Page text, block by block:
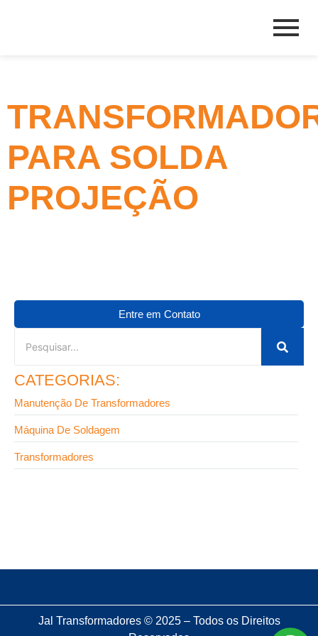
PARA SOLDA
PROJEÇÃO
Entre em Contato
CATEGORIAS:
Manutenção De Transformadores
Máquina De Soldagem
Transformadores
Jal Transformadores © 2025 – Todos os Direitos